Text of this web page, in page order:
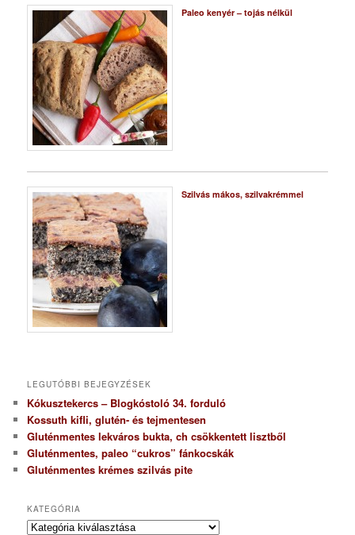
Paleo kenyér – tojás nélkül
Szilvás mákos, szilvakrémmel
LEGUTÓBBI BEJEGYZÉSEK
Kókusztekercs – Blogkóstoló 34. forduló
Kossuth kifli, glutén- és tejmentesen
Gluténmentes lekváros bukta, ch csökkentett lisztből
Gluténmentes, paleo “cukros” fánkocskák
Gluténmentes krémes szilvás pite
KATEGÓRIA
K